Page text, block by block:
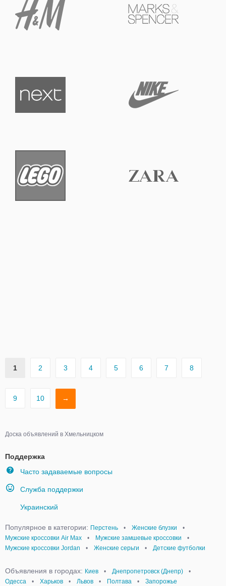
1 2 3 4 5 6 7 8
9 10 →
Доска объявлений в Хмельницком
Поддержка
Часто задаваемые вопросы
Служба поддержки
Украинский
Популярное в категории: Перстень • Женские блузки
•
Мужские кроссовки Air Max
• Мужские замшевые кроссовки
•
Мужские кроссовки Jordan
• Женские серьги • Детские футболки
Объявления в городах: Киев • Днепропетровск (Днепр)
•
Одесса
• Харьков • Львов • Полтава • Запорожье